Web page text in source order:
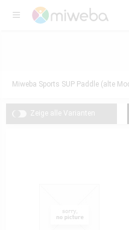
Miweba Sports SUP Paddle (alte
Zeige alle Varianten